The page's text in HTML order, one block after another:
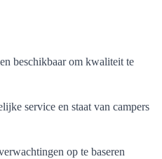
beschikbaar om kwaliteit te
service en staat van campers
op te baseren